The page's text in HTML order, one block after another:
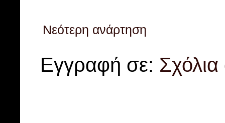
Νεότερη ανάρτηση
Εγγραφή σε: